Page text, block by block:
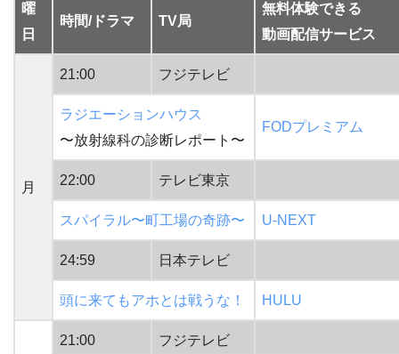
曜
日
時間/ドラマ TV局
無料体験できる
動画配信サービス
月
21:00 フジテレビ
ラジエーションハウス
〜放射線科の診断レポート〜
FODプレミアム
22:00 テレビ東京
スパイラル〜町工場の奇跡〜 U-NEXT
24:59 日本テレビ
頭に来てもアホとは戦うな！ HULU
21:00 フジテレビ